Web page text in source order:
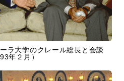
ラ大学のクレール総長と会談
年２月）